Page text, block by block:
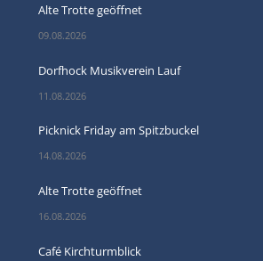
Alte Trotte geöffnet
09.08.2026
Dorfhock Musikverein Lauf
11.08.2026
Picknick Friday am Spitzbuckel
14.08.2026
Alte Trotte geöffnet
16.08.2026
Café Kirchturmblick